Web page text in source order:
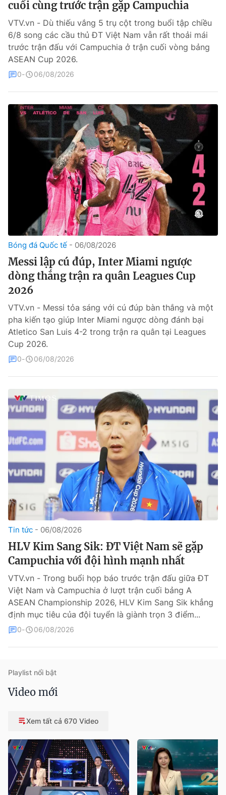
Bóng đá
Thể thao Điện tử
Các môn khác
VIDEO
Bên lề
THỜI BÁO VTV
Theo dõi báo trên
Cơ quan chủ quản:Đài Truyền hình Việt Nam
Cơ quan báo chí:
Giấy phép hoạt động báo in và báo điện tử số 483/GP-BTTTT
cấp ngày 29/12/2023
Tổng Biên tập: Vũ Thanh Thủy
Phó Tổng Biên tập:
Nguyễn Trọng Ninh
Liên hệ quảng cáo:0966 196 377
Email:toasoan@vtv.vn
® Cấm sao chép dưới mọi hình thức nếu không có sự chấp
thuận bằng văn bản. Ghi rõ nguồn VTV.vn khi phát hành lại
thông tin từ website này.
cuối cùng trước trận gặp Campuchia
VTV.vn - Dù thiếu vắng 5 trụ cột trong buổi tập chiều
6/8 song các cầu thủ ĐT Việt Nam vẫn rất thoải mái
trước trận đấu với Campuchia ở trận cuối vòng bảng
ASEAN Cup 2026.
0 06/08/2026
Bóng đá Quốc tế 06/08/2026
Messi lập cú đúp, Inter Miami ngược
dòng thắng trận ra quân Leagues Cup
2026
VTV.vn - Messi tỏa sáng với cú đúp bàn thắng và một
pha kiến tạo giúp Inter Miami ngược dòng đánh bại
Atletico San Luis 4-2 trong trận ra quân tại Leagues
Cup 2026.
0 06/08/2026
Tin tức 06/08/2026
HLV Kim Sang Sik: ĐT Việt Nam sẽ gặp
Campuchia với đội hình mạnh nhất
VTV.vn - Trong buổi họp báo trước trận đấu giữa ĐT
Việt Nam và Campuchia ở lượt trận cuối bảng A
ASEAN Championship 2026, HLV Kim Sang Sik khẳng
định mục tiêu của đội tuyển là giành trọn 3 điểm...
0 06/08/2026
Playlist nổi bật
Video mới
Xem tất cả 670 Video